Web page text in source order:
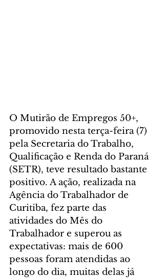
O Mutirão de Empregos 50+,
promovido nesta terça-feira (7)
pela Secretaria do Trabalho,
Qualificação e Renda do Paraná
(SETR), teve resultado bastante
positivo. A ação, realizada na
Agência do Trabalhador de
Curitiba, fez parte das
atividades do Mês do
Trabalhador e superou as
expectativas: mais de 600
pessoas foram atendidas ao
longo do dia, muitas delas já